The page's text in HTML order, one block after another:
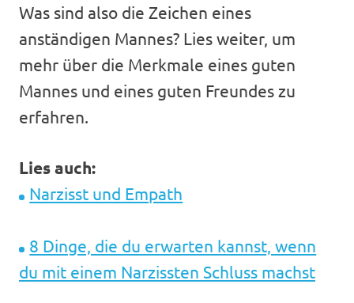
Was sind also die Zeichen eines
anständigen Mannes? Lies weiter, um
mehr über die Merkmale eines guten
Mannes und eines guten Freundes zu
erfahren.
Lies auch:
Narzisst und Empath
8 Dinge, die du erwarten kannst, wenn
du mit einem Narzissten Schluss machst